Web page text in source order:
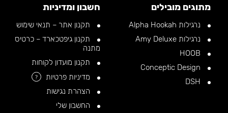
מתוגים מובילים
נרגילות Alpha Hookah
נרגילות Amy Deluxe
חשבון ומדיניות
תקנון אתר – תנאי שימוש
תקנון גיפטכארד – כרטיס
מתנה
תקנון מועדון לקוחות
מדיניות פרטיות
?
הצהרת נגישות
החשבון שלי